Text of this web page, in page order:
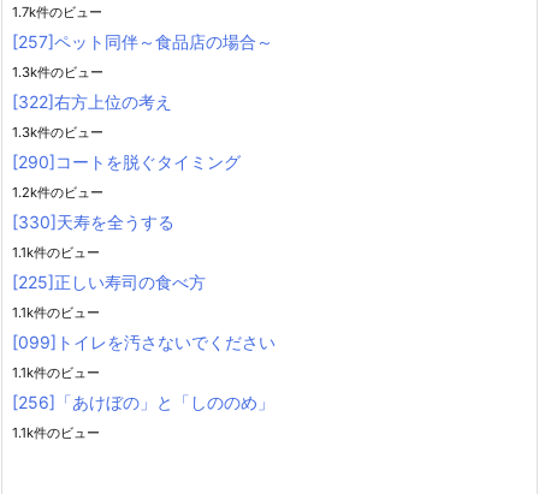
1.7k件のビュー
[257]ペット同伴～食品店の場合～
1.3k件のビュー
[322]右方上位の考え
1.3k件のビュー
[290]コートを脱ぐタイミング
1.2k件のビュー
[330]天寿を全うする
1.1k件のビュー
[225]正しい寿司の食べ方
1.1k件のビュー
[099]トイレを汚さないでください
1.1k件のビュー
[256]「あけぼの」と「しののめ」
1.1k件のビュー